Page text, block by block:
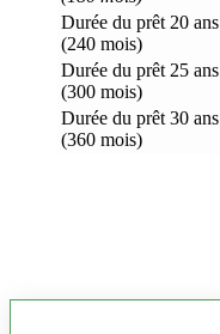
Durée du prêt 20 ans
(240 mois)
Durée du prêt 25 ans
(300 mois)
Durée du prêt 30 ans
(360 mois)